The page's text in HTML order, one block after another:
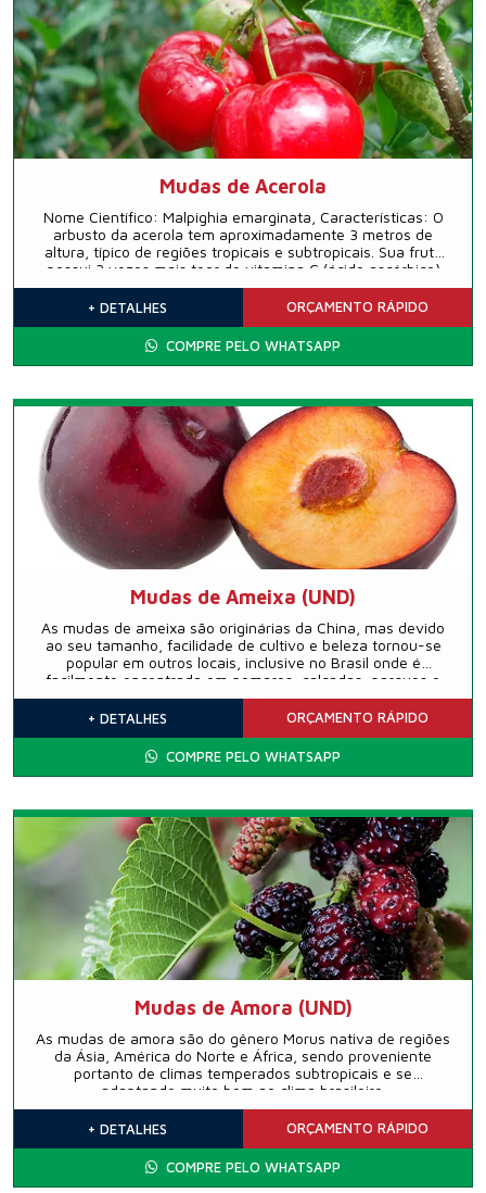
Mudas de Acerola
Nome Científico: Malpighia emarginata, Características: O
arbusto da acerola tem aproximadamente 3 metros de
altura, típico de regiões tropicais e subtropicais. Sua fruta
possui 3 vezes mais teor de vitamina C (ácido ascórbico)
do que a laranja e se adapta muito bem às condições
climáticas do norte e nordeste do Brasil.
+ DETALHES ORÇAMENTO RÁPIDO
COMPRE PELO WHATSAPP
Mudas de Ameixa (UND)
As mudas de ameixa são originárias da China, mas devido
ao seu tamanho, facilidade de cultivo e beleza tornou-se
popular em outros locais, inclusive no Brasil onde é
facilmente encontrada em pomares, calçadas, parques e
outros locais tanto para consumir o fruto quanto para
+ DETALHES ORÇAMENTO RÁPIDO
COMPRE PELO WHATSAPP
Mudas de Amora (UND)
As mudas de amora são do gênero Morus nativa de regiões
da Ásia, América do Norte e África, sendo proveniente
portanto de climas temperados subtropicais e se
adaptando muito bem ao clima brasileiro.
+ DETALHES ORÇAMENTO RÁPIDO
COMPRE PELO WHATSAPP